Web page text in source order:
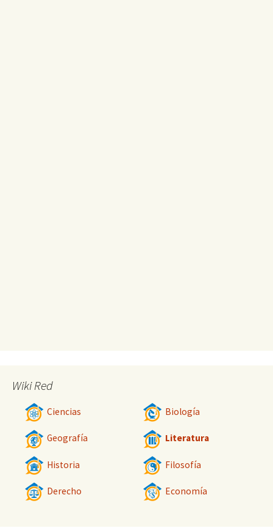
Wiki Red
Ciencias Biología
Geografía Literatura
Historia Filosofía
Derecho Economía